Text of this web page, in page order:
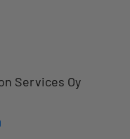
Services Oy